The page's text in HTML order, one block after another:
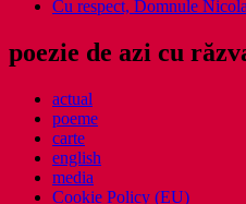
Cu respect, Domnule
poezie de azi cu
actual
poeme
carte
english
media
Cookie Policy (EU)